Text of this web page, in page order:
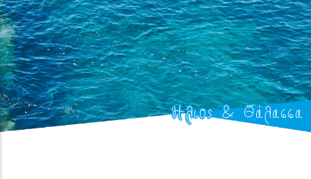
Ήλιος & Θάλασσα